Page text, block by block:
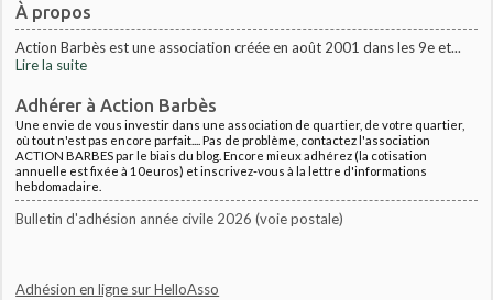
À propos
Action Barbès est une association créée en août 2001 dans les 9e et...
Lire la suite
Adhérer à Action Barbès
Une envie de vous investir dans une association de quartier, de votre quartier,
où tout n'est pas encore parfait.... Pas de problème, contactez l'association
ACTION BARBES par le biais du blog. Encore mieux adhérez (la cotisation
annuelle est fixée à 10euros) et inscrivez-vous à la lettre d'informations
hebdomadaire.
Bulletin d'adhésion année civile 2026 (voie postale)
Adhésion en ligne sur HelloAsso